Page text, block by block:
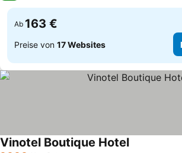
Ab 163 €
Preise von 17 Websites
Vinotel Boutique Hotel